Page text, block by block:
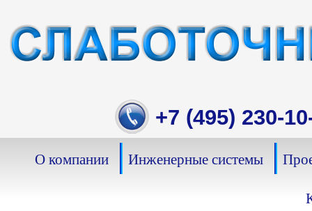
content
+7 (495) 230-
О компании Инженерные системы